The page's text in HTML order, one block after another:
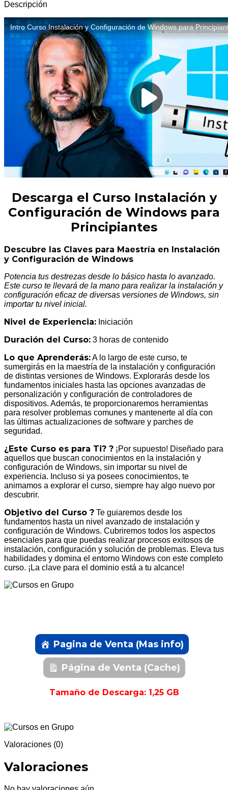
Descripción
Descarga el Curso Instalación y
Configuración de Windows para
Principiantes
Descubre las Claves para Maestría en Instalación
y Configuración de Windows
Potencia tus destrezas desde lo básico hasta lo avanzado.
Este curso te llevará de la mano para realizar la instalación y
configuración eficaz de diversas versiones de Windows, sin
importar tu nivel inicial.
Nivel de Experiencia: Iniciación
Duración del Curso: 3 horas de contenido
Lo que Aprenderás:A lo largo de este curso, te
sumergirás en la maestría de la instalación y configuración
de distintas versiones de Windows. Explorarás desde los
fundamentos iniciales hasta las opciones avanzadas de
personalización y configuración de controladores de
dispositivos. Además, te proporcionaremos herramientas
para resolver problemas comunes y mantenerte al día con
las últimas actualizaciones de software y parches de
seguridad.
¿Este Curso es para Ti? ? ¡Por supuesto! Diseñado para
aquellos que buscan conocimientos en la instalación y
configuración de Windows, sin importar su nivel de
experiencia. Incluso si ya posees conocimientos, te
animamos a explorar el curso, siempre hay algo nuevo por
descubrir.
Objetivo del Curso ? Te guiaremos desde los
fundamentos hasta un nivel avanzado de instalación y
configuración de Windows. Cubriremos todos los aspectos
esenciales para que puedas realizar procesos exitosos de
instalación, configuración y solución de problemas. Eleva tus
habilidades y domina el entorno Windows con este completo
curso. ¡La clave para el dominio está a tu alcance!
Pagina de Venta (Mas info)
Página de Venta (Cache)
Tamaño de Descarga: 1,25 GB
Valoraciones (0)
Valoraciones